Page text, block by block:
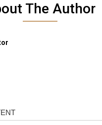
The Author